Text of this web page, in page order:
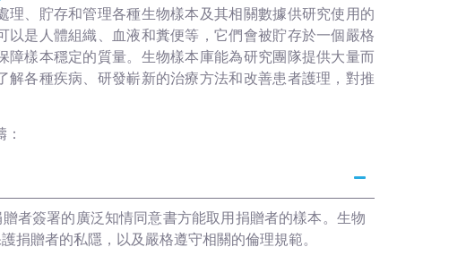
理、貯存和管理各種生物樣本及其相關數據供研究使用的
以是人體組織、血液和糞便等，它們會被貯存於一個嚴格
障樣本穩定的質量。生物樣本庫能為研究團隊提供大量而
解各種疾病、研發嶄新的治療方法和改善患者護理，對推
者簽署的廣泛知情同意書方能取用捐贈者的樣本。生物
捐贈者的私隱，以及嚴格遵守相關的倫理規範。